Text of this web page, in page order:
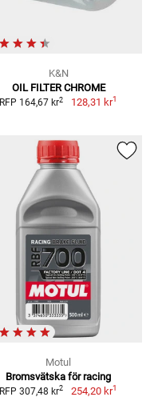
K&N
OIL FILTER CHROME
RFP 164,67 kr2 128,31 kr1
Motul
Bromsvätska för racing
RFP 307,48 kr2 254,20 kr1